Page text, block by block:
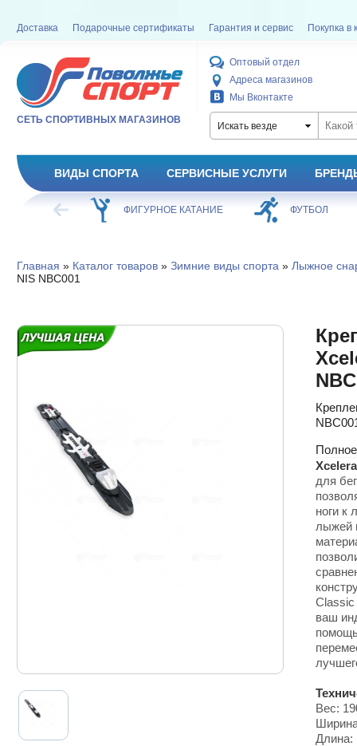
Доставка Подарочные сертификаты Гарантия и сервис Покупка в
СЕТЬ СПОРТИВНЫХ МАГАЗИНОВ
Оптовый отдел
Адреса магазинов
Мы Вконтакте
Искать везде
ВИДЫ СПОРТА СЕРВИСНЫЕ УСЛУГИ
ХОККЕЙ ФИГУРНОЕ КАТАНИЕ ФУТБОЛ
Главная » Каталог товаров» Зимние виды спорта » Лыжное
NIS NBC001
для
ноги к
лыжей
Classic
ваш
Вес:
Длина: